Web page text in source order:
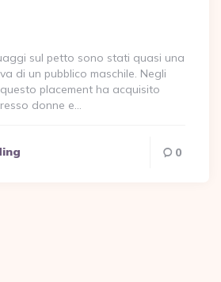
sul petto sono stati quasi una
di un pubblico maschile. Negli
placement ha acquisito
donne e…
0